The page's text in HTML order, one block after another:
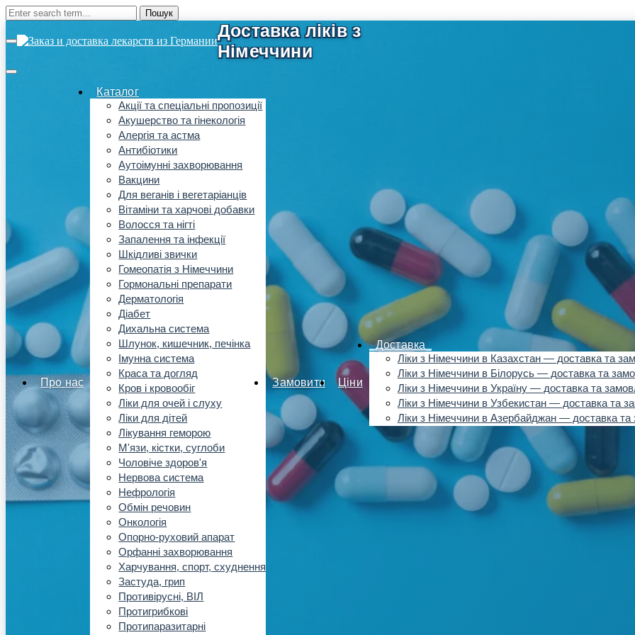
Про нас
Каталог
Акції та спеціальні пропозиції
Акушерство та гінекологія
Алергія та астма
Антибіотики
Аутоімунні захворювання
Вакцини
Для веганів і вегетаріанців
Вітаміни та харчові добавки
Волосся та нігті
Запалення та інфекції
Шкідливі звички
Гомеопатія з Німеччини
Гормональні препарати
Дерматологія
Діабет
Дихальна система
Шлунок, кишечник, печінка
Імунна система
Краса та догляд
Кров і кровообіг
Ліки для очей і слуху
Ліки для дітей
Лікування геморою
М'язи, кістки, суглоби
Чоловіче здоров'я
Нервова система
Нефрологія
Обмін речовин
Онкологія
Опорно-руховий апарат
Орфанні захворювання
Харчування, спорт, схуднення
Застуда, грип
Противірусні, ВІЛ
Протигрибкові
Протипаразитарні
Замовити Ціни
Доставка
Ліки з Німеччини в Казахстан — доставка та
Ліки з Німеччини в Білорусь — доставка та
Ліки з Німеччини в Україну — доставка та
Ліки з Німеччини в Узбекистан — доставка та
Ліки з Німеччини в Азербайджан — доставка та